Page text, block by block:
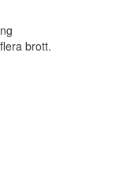
brott.